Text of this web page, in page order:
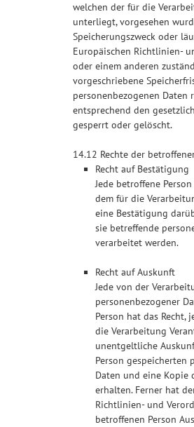
welchen der für die
unterliegt, vorgesehen
Speicherungszweck oder
Europäischen Richtlinien-
oder einem anderen
vorgeschriebene
personenbezogenen Daten
entsprechend den
gesperrt oder gelöscht.
14.12 Rechte der
Recht auf Bestätigung
Jede betroffene
dem für die
eine Bestätigung
sie betreffende
verarbeitet werden.
Recht auf Auskunft
Jede von der
personenbezogener
Person hat das Recht,
die Verarbeitung
unentgeltliche
Person gespeicherten
Daten und eine Kopie
erhalten. Ferner hat
Richtlinien- und
betroffenen Person